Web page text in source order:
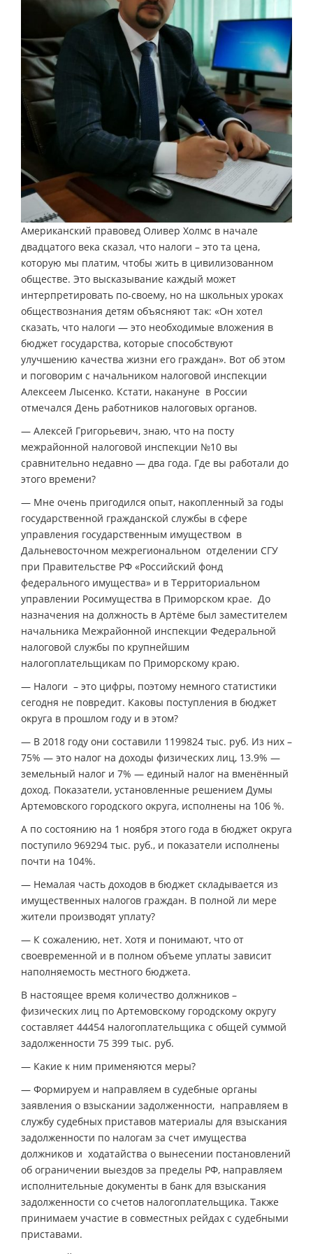
Американский правовед Оливер Холмс в начале
двадцатого века сказал, что налоги – это та цена,
которую мы платим, чтобы жить в цивилизованном
обществе. Это высказывание каждый может
интерпретировать по-своему, но на школьных уроках
обществознания детям объясняют так: «Он хотел
сказать, что налоги — это необходимые вложения в
бюджет государства, которые способствуют
улучшению качества жизни его граждан». Вот об этом
и поговорим с начальником налоговой инспекции
Алексеем Лысенко. Кстати, накануне в России
отмечался День работников налоговых органов.
— Алексей Григорьевич, знаю, что на посту
межрайонной налоговой инспекции №10 вы
сравнительно недавно — два года. Где вы работали до
этого времени?
— Мне очень пригодился опыт, накопленный за годы
государственной гражданской службы в сфере
управления государственным имуществом в
Дальневосточном межрегиональном отделении СГУ
при Правительстве РФ «Российский фонд
федерального имущества» и в Территориальном
управлении Росимущества в Приморском крае. До
назначения на должность в Артёме был заместителем
начальника Межрайонной инспекции Федеральной
налоговой службы по крупнейшим
налогоплательщикам по Приморскому краю.
— Налоги – это цифры, поэтому немного статистики
сегодня не повредит. Каковы поступления в бюджет
округа в прошлом году и в этом?
— В 2018 году они составили 1199824 тыс. руб. Из них –
75% — это налог на доходы физических лиц, 13.9% —
земельный налог и 7% — единый налог на вменённый
доход. Показатели, установленные решением Думы
Артемовского городского округа, исполнены на 106 %.
А по состоянию на 1 ноября этого года в бюджет округа
поступило 969294 тыс. руб., и показатели исполнены
почти на 104%.
— Немалая часть доходов в бюджет складывается из
имущественных налогов граждан. В полной ли мере
жители производят уплату?
— К сожалению, нет. Хотя и понимают, что от
своевременной и в полном объеме уплаты зависит
наполняемость местного бюджета.
В настоящее время количество должников –
физических лиц по Артемовскому городскому округу
составляет 44454 налогоплательщика с общей суммой
задолженности 75 399 тыс. руб.
— Какие к ним применяются меры?
— Формируем и направляем в судебные органы
заявления о взыскании задолженности, направляем в
службу судебных приставов материалы для взыскания
задолженности по налогам за счет имущества
должников и ходатайства о вынесении постановлений
об ограничении выездов за пределы РФ, направляем
исполнительные документы в банк для взыскания
задолженности со счетов налогоплательщика. Также
принимаем участие в совместных рейдах с судебными
приставами.